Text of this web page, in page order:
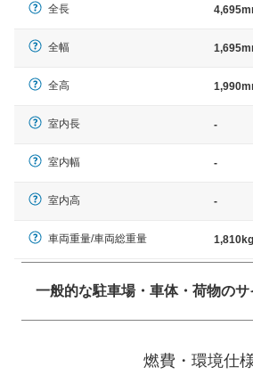
全長
全幅
全高
室内長 -
室内幅 -
室内高 -
車両重量/車両総重量
一般的な駐車場・車体・荷物の
× 長さ 5,000mm 車路幅 5,000mmとい
燃費・環境仕